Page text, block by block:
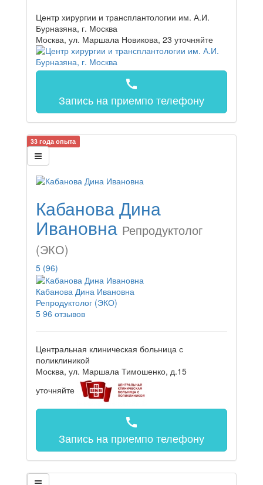
Центр хирургии и трансплантологии им. А.И.
Бурназяна, г. Москва
Москва, ул. Маршала Новикова, 23 уточняйте
call
Запись на приемпо телефону
33 года опыта
Кабанова Дина
Ивановна Репродуктолог
(ЭКО)
5 (96)
Кабанова Дина Ивановна
Репродуктолог (ЭКО)
5 96 отзывов
Центральная клиническая больница с
поликлиникой
Москва, ул. Маршала Тимошенко, д.15
уточняйте
call
Запись на приемпо телефону